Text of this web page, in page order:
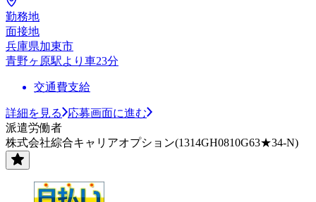
勤務地
面接地
兵庫県加東市
青野ヶ原駅より車23分
交通費支給
詳細を見る
応募画面に進む
派遣労働者
株式会社綜合キャリアオプション(1314GH0810G63★34-N)